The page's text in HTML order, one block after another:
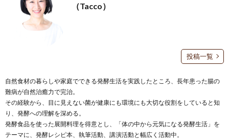
（Tacco）
投稿一覧
自然食材の暮らしや家庭でできる発酵生活を実践したところ、長年患った腸の
難病が自然治癒力で完治。
その経験から、目に見えない菌が健康にも環境にも大切な役割をしていると知
り、発酵への理解を深める。
発酵食品を使った展開料理を得意とし、「体の中から元気になる発酵生活」を
テーマに、発酵レシピ本、執筆活動、講演活動と幅広く活動中。